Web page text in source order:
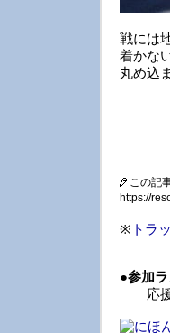
戦には
着かな
丸め込
この記
https://
※ トラ
●参加
応援